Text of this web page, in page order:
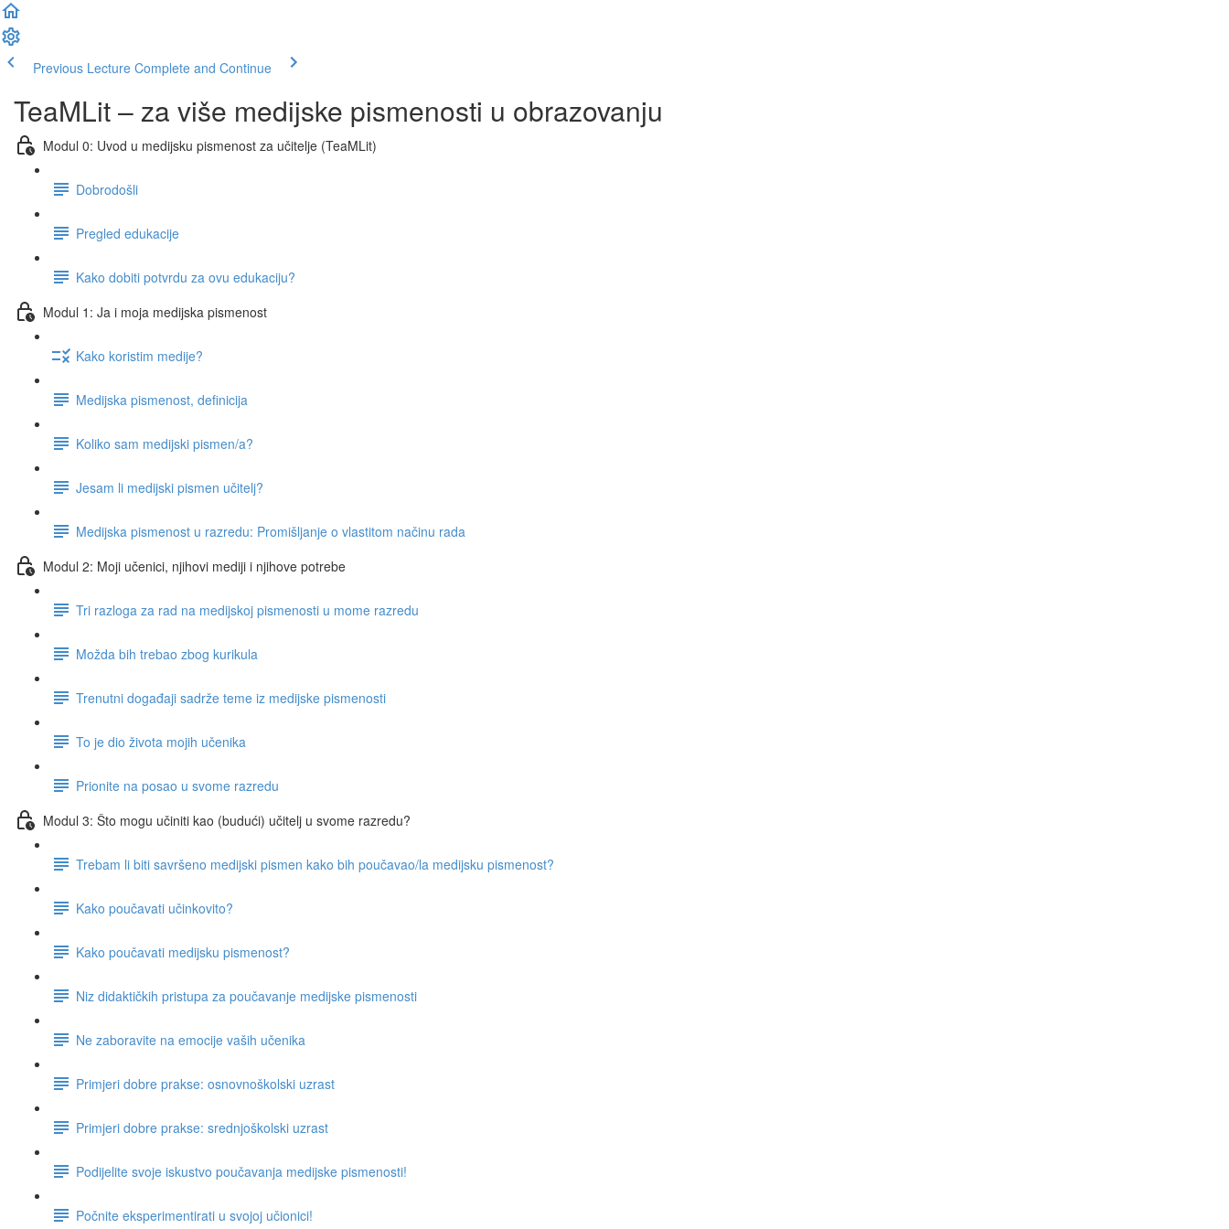
Previous Lecture Complete and Continue
TeaMLit – za više medijske pismenosti u obrazovanju
Modul 0: Uvod u medijsku pismenost za učitelje (TeaMLit)
Dobrodošli
Pregled edukacije
Kako dobiti potvrdu za ovu edukaciju?
Modul 1: Ja i moja medijska pismenost
Kako koristim medije?
Medijska pismenost, definicija
Koliko sam medijski pismen/a?
Jesam li medijski pismen učitelj?
Medijska pismenost u razredu: Promišljanje o vlastitom načinu rada
Modul 2: Moji učenici, njihovi mediji i njihove potrebe
Tri razloga za rad na medijskoj pismenosti u mome razredu
Možda bih trebao zbog kurikula
Trenutni događaji sadrže teme iz medijske pismenosti
To je dio života mojih učenika
Prionite na posao u svome razredu
Modul 3: Što mogu učiniti kao (budući) učitelj u svome razredu?
Trebam li biti savršeno medijski pismen kako bih poučavao/la medijsku pismenost?
Kako poučavati učinkovito?
Kako poučavati medijsku pismenost?
Niz didaktičkih pristupa za poučavanje medijske pismenosti
Ne zaboravite na emocije vaših učenika
Primjeri dobre prakse: osnovnoškolski uzrast
Primjeri dobre prakse: srednjoškolski uzrast
Podijelite svoje iskustvo poučavanja medijske pismenosti!
Počnite eksperimentirati u svojoj učionici!